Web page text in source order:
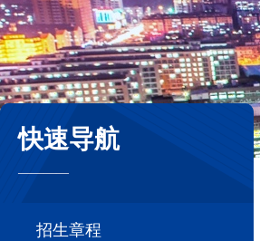
快速导航
————
招生章程